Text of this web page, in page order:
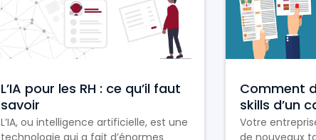
L’IA pour les RH : ce qu’il faut
savoir
L’IA, ou intelligence artificielle, est une
technologie qui a fait d’énormes
Comment
skills d’un
Votre
de nouveaux